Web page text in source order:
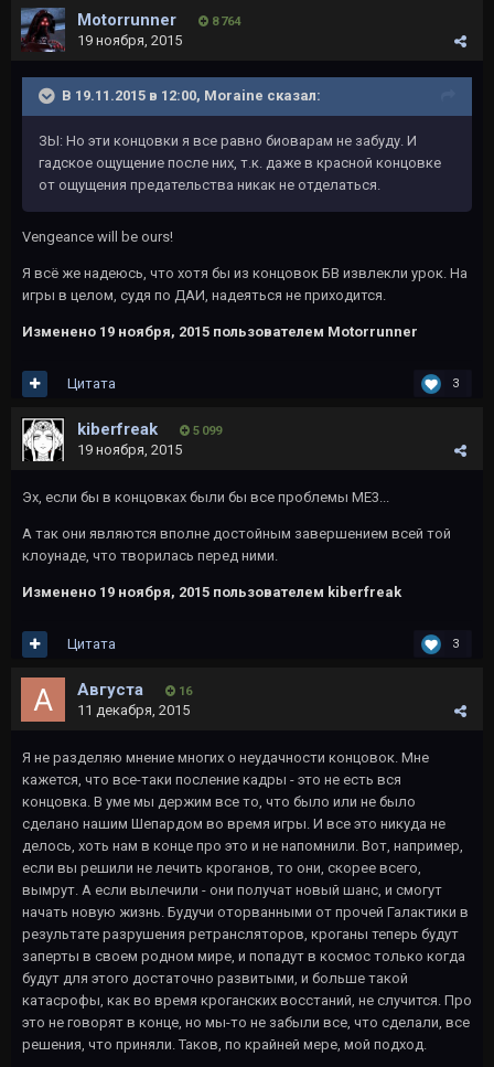
Motorrunner 8 764
19 ноября, 2015
В 19.11.2015 в 12:00, Moraine сказал:
ЗЫ: Но эти концовки я все равно биоварам не забуду. И
гадское ощущение после них, т.к. даже в красной концовке
от ощущения предательства никак не отделаться.
Vengeance will be ours!
Я всё же надеюсь, что хотя бы из концовок БВ извлекли урок. На
игры в целом, судя по ДАИ, надеяться не приходится.
Изменено 19 ноября, 2015 пользователем Motorrunner
3
Цитата
kiberfreak 5 099
19 ноября, 2015
Эх, если бы в концовках были бы все проблемы МЕ3...
А так они являются вполне достойным завершением всей той
клоунаде, что творилась перед ними.
Изменено 19 ноября, 2015 пользователем kiberfreak
3
Цитата
Августа 16
11 декабря, 2015
Я не разделяю мнение многих о неудачности концовок. Мне
кажется, что все-таки посление кадры - это не есть вся
концовка. В уме мы держим все то, что было или не было
сделано нашим Шепардом во время игры. И все это никуда не
делось, хоть нам в конце про это и не напомнили. Вот, например,
если вы решили не лечить кроганов, то они, скорее всего,
вымрут. А если вылечили - они получат новый шанс, и смогут
начать новую жизнь. Будучи оторванными от прочей Галактики в
результате разрушения ретрансляторов, кроганы теперь будут
заперты в своем родном мире, и попадут в космос только когда
будут для этого достаточно развитыми, и больше такой
катасрофы, как во время кроганских восстаний, не случится. Про
это не говорят в конце, но мы-то не забыли все, что сделали, все
решения, что приняли. Таков, по крайней мере, мой подход.